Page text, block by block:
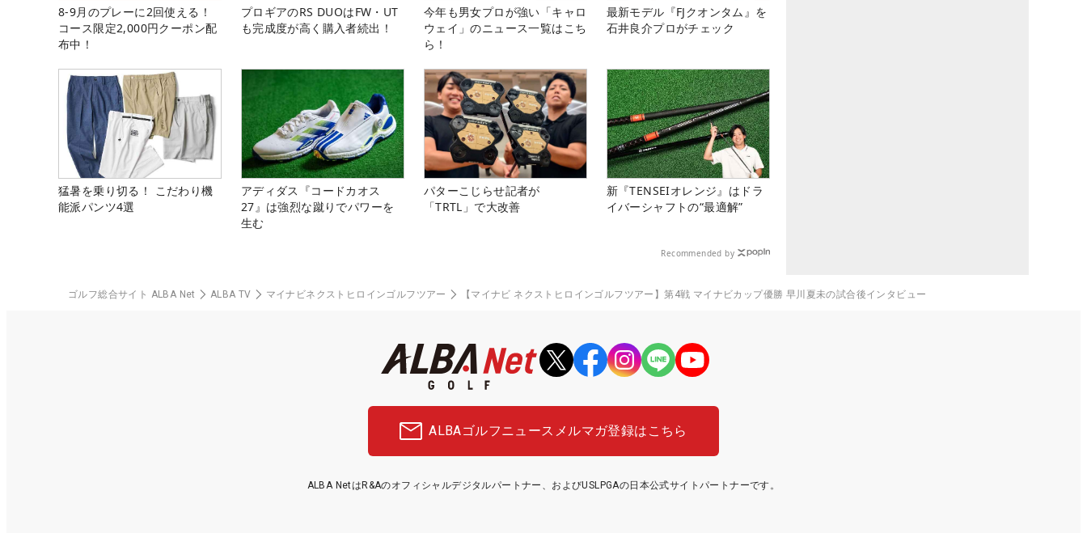
8-9月のプレーに2回使える！
コース限定2,000円クーポン配
布中！
プロギアのRS DUOはFW・UT
も完成度が高く購入者続出！
今年も男女プロが強い「キャロ
ウェイ」のニュース一覧はこち
ら！
最新モデル『FJクオンタム』を
石井良介プロがチェック
猛暑を乗り切る！ こだわり機
能派パンツ4選
アディダス『コードカオス
27』は強烈な蹴りでパワーを
生む
パターこじらせ記者が
「TRTL」で大改善
新『TENSEIオレンジ』はドラ
イバーシャフトの“最適解”
Recommended by
ゴルフ総合サイト ALBA Net ALBA TV マイナビネクストヒロインゴルフツアー 【マイナビ ネクストヒロインゴルフツアー】第4戦 マイナビカップ優勝 早川夏未の試合後インタビュー
ALBAゴルフニュース メルマガ登録はこちら
ALBA NetはR&Aのオフィシャルデジタルパートナー、およびUSLPGAの日本公式サイトパートナーです。